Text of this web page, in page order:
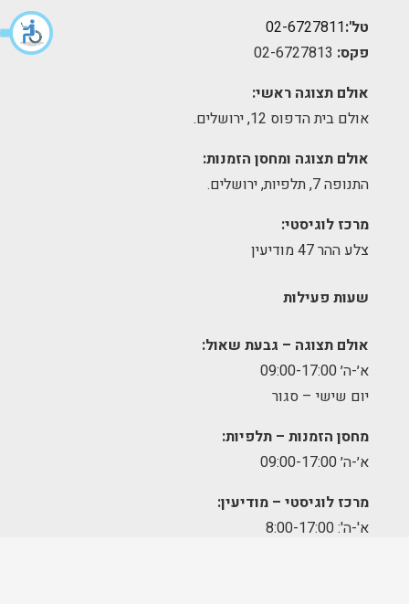
טל':02-6727811
פקס:
אולם תצוגה ראשי:
אולם בית הדפוס 12, ירושלים.
אולם תצוגה ומחסן הזמנות:
התנופה 7, תלפיות, ירושלים.
מרכז לוגיסטי:
צלע ההר 47 מודיעין
שעות פעילות
אולם תצוגה – גבעת שאול:
א׳-ה׳ 09:00-17:00
יום שישי – סגור
מחסן הזמנות – תלפיות:
א׳-ה׳ 09:00-17:00
מרכז לוגיסטי – מודיעין:
א'-ה': 8:00-17:00